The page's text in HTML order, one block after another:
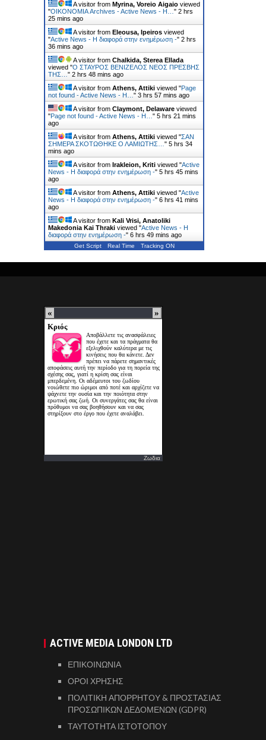
A visitor from Myrina, Voreio Aigaio viewed
"ΟΙΚΟΝΟΜΙΑ Archives - Active News - Η… " 2 hrs
25 mins ago
A visitor from Eleousa, Ipeiros viewed
"Active News - Η διαφορά στην ενημέρωση -" 2 hrs
36 mins ago
A visitor from Chalkida, Sterea Ellada
viewed "Ο ΣΤΑΥΡΟΣ ΒΕΝΙΖΕΛΟΣ ΝΕΟΣ ΠΡΕΣΒΗΣ
ΤΗΣ… " 2 hrs 48 mins ago
A visitor from Athens, Attiki viewed "Page
not found - Active News - Η… " 3 hrs 57 mins ago
A visitor from Claymont, Delaware viewed
"Page not found - Active News - Η… " 5 hrs 21 mins
ago
A visitor from Athens, Attiki viewed "ΣΑΝ
ΣΗΜΕΡΑ ΣΚΟΤΩΘΗΚΕ Ο ΛΑΜΙΩΤΗΣ… " 5 hrs 34
mins ago
A visitor from Irakleion, Kriti viewed "Active
News - Η διαφορά στην ενημέρωση -" 5 hrs 45 mins
ago
A visitor from Athens, Attiki viewed "Active
News - Η διαφορά στην ενημέρωση -" 6 hrs 41 mins
ago
A visitor from Kali Vrisi, Anatoliki
Makedonia Kai Thraki viewed "Active News - Η
διαφορά στην ενημέρωση -" 6 hrs 49 mins ago
Get Script Real Time Tracking ON
Ζωδια
ACTIVE MEDIA LONDON LTD
ΕΠΙΚΟΙΝΩΝΙΑ
ΟΡΟΙ ΧΡΗΣΗΣ
ΠΟΛΙΤΙΚΗ ΑΠΟΡΡΗΤΟΥ & ΠΡΟΣΤΑΣΙΑΣ
ΠΡΟΣΩΠΙΚΩΝ ΔΕΔΟΜΕΝΩΝ (GDPR)
ΤΑΥΤΟΤΗΤΑ ΙΣΤΟΤΟΠΟΥ